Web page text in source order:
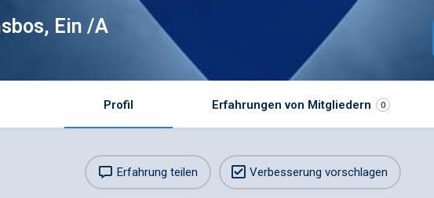
Ein /A
Profil Erfahrungen von Mitgliedern 0
Erfahrung teilen Verbesserung vorschlagen